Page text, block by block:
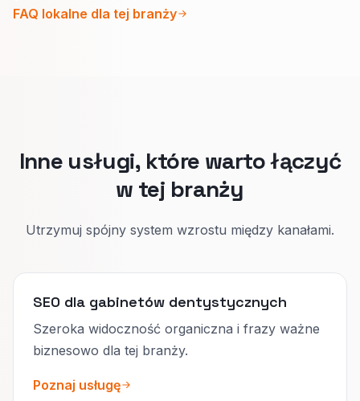
FAQ lokalne dla tej branży
Inne usługi, które warto łączyć
w tej branży
Utrzymuj spójny system wzrostu między kanałami.
SEO dla gabinetów dentystycznych
Szeroka widoczność organiczna i frazy ważne
biznesowo dla tej branży.
Poznaj usługę